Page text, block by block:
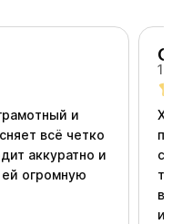
и
всё четко
аккуратно и
огромную
и